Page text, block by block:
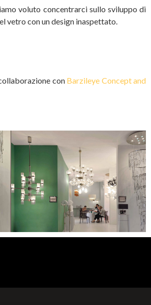
voluto concentrarci sullo sviluppo di
vetro con un design inaspettato.
con Barzileye Concept and